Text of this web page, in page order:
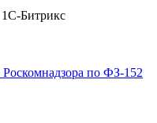
1С-Битрикс
Роскомнадзора по ФЗ-152